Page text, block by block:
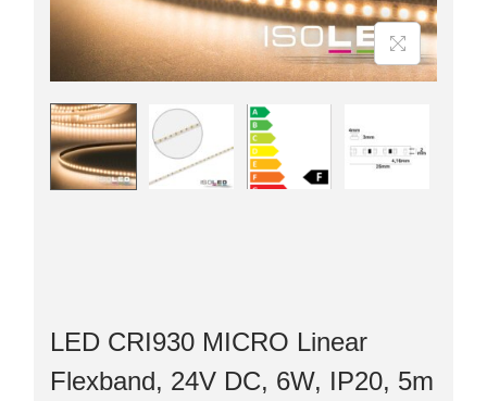
LED CRI930 MICRO Linear
Flexband, 24V DC, 6W, IP20, 5m